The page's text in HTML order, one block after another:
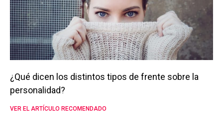
¿Qué dicen los distintos tipos de frente sobre la
personalidad?
VER EL ARTÍCULO RECOMENDADO